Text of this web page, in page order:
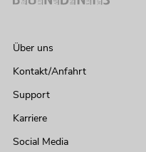
Über uns
Kontakt/Anfahrt
Support
Karriere
Social Media